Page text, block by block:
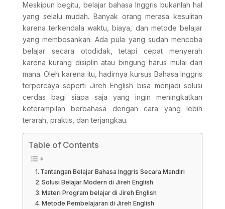
Meskipun begitu, belajar bahasa Inggris bukanlah hal
yang selalu mudah. Banyak orang merasa kesulitan
karena terkendala waktu, biaya, dan metode belajar
yang membosankan. Ada pula yang sudah mencoba
belajar secara otodidak, tetapi cepat menyerah
karena kurang disiplin atau bingung harus mulai dari
mana. Oleh karena itu, hadirnya kursus Bahasa Inggris
terpercaya seperti Jireh English bisa menjadi solusi
cerdas bagi siapa saja yang ingin meningkatkan
keterampilan berbahasa dengan cara yang lebih
terarah, praktis, dan terjangkau.
Table of Contents
Tantangan Belajar Bahasa Inggris Secara Mandiri
Solusi Belajar Modern di Jireh English
Materi Program belajar di Jireh English
Metode Pembelajaran di Jireh English